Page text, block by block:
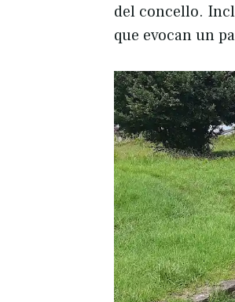
del concello.
que evocan un